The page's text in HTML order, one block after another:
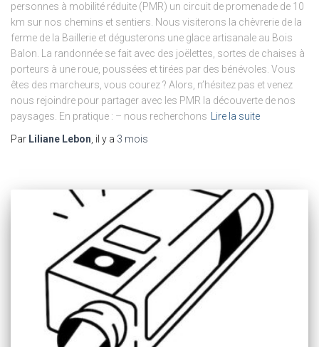
personnes à mobilité réduite (PMR) un circuit de promenade de 10
km sur nos chemins et sentiers. Nous visiterons la chèvrerie de la
ferme de la Baillerie et dégusterons une glace artisanale au Bois
Balon. La randonnée se fait avec des joëlettes, sortes de chaises à
porteurs à une roue, poussées et tirées par des bénévoles. Vous
êtes des marcheurs, vous courez ? Alors, n’hésitez pas et venez
nous rejoindre pour partager avec les PMR la découverte de nos
paysages. En pratique : – nous recherchons
Lire la suite
Par Liliane Lebon , il y a 3 mois